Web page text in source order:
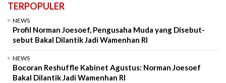
TERPOPULER
NEWS
Profil Norman Joesoef, Pengusaha Muda yang Disebut-
sebut Bakal Dilantik Jadi Wamenhan RI
NEWS
Bocoran Reshuffle Kabinet Agustus: Norman Joesoef
Bakal Dilantik Jadi Wamenhan RI